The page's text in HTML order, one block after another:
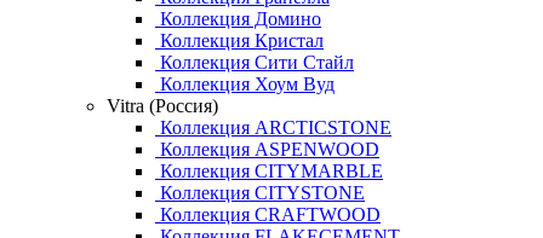
Коллекция Домино
Коллекция Кристал
Коллекция Сити Стайл
Коллекция Хоум Вуд
Vitra (Россия)
Коллекция ARCTICSTONE
Коллекция ASPENWOOD
Коллекция CITYMARBLE
Коллекция CITYSTONE
Коллекция CRAFTWOOD